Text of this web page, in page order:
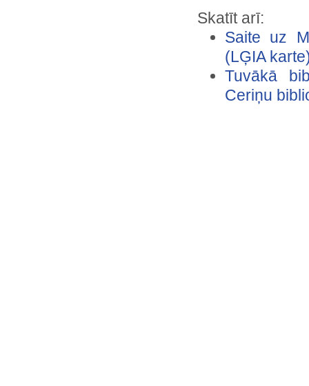
Skatīt arī:
Saite uz
(LĢIA
Tuvākā
Ceriņu